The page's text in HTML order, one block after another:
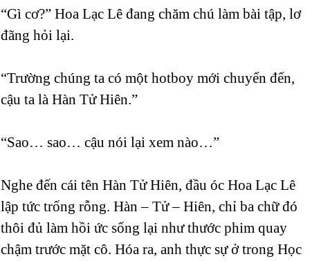
“Gì cơ?” Hoa Lạc Lê đang chăm chú làm bài tập, lơ
đãng hỏi lại.
“Trường chúng ta có một hotboy mới chuyển đến,
cậu ta là Hàn Tử Hiên.”
“Sao… sao… cậu nói lại xem nào…”
Nghe đến cái tên Hàn Tử Hiên, đầu óc Hoa Lạc Lê
lập tức trống rỗng. Hàn – Tử – Hiên, chỉ ba chữ đó
thôi đủ làm hồi ức sống lại như thước phim quay
chậm trước mặt cô. Hóa ra, anh thực sự ở trong Học